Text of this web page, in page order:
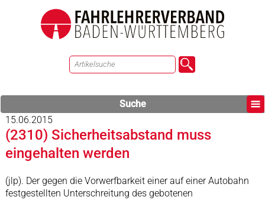
Suche
15.06.2015
(2310) Sicherheitsabstand muss
eingehalten werden
(jlp). Der gegen die Vorwerfbarkeit einer auf einer Autobahn
festgestellten Unterschreitung des gebotenen